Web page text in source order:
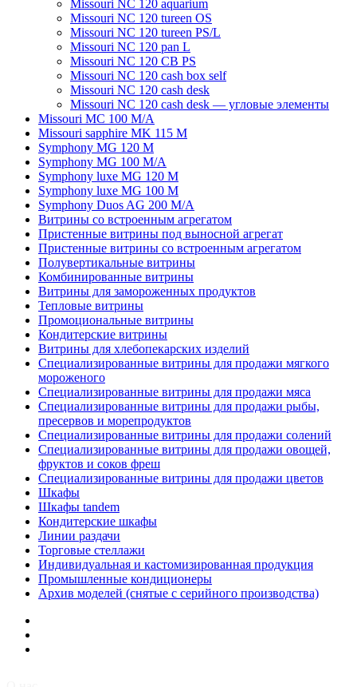
Missouri NC 120 aquarium
Missouri NC 120 tureen OS
Missouri NC 120 tureen PS/L
Missouri NC 120 pan L
Missouri NC 120 CB PS
Missouri NC 120 cash box self
Missouri NC 120 cash desk
Missouri NC 120 cash desk — угловые элементы
Missouri MC 100 M/A
Missouri sapphire MK 115 M
Symphony MG 120 M
Symphony MG 100 M/А
Symphony luxe MG 120 M
Symphony luxe MG 100 M
Symphony Duos AG 200 M/A
Витрины со встроенным агрегатом
Пристенные витрины под выносной агрегат
Пристенные витрины со встроенным агрегатом
Полувертикальные витрины
Комбинированные витрины
Витрины для замороженных продуктов
Тепловые витрины
Промоциональные витрины
Кондитерские витрины
Витрины для хлебопекарских изделий
Специализированные витрины для продажи мягкого
мороженого
Специализированные витрины для продажи мяса
Специализированные витрины для продажи рыбы,
пресервов и морепродуктов
Специализированные витрины для продажи солений
Специализированные витрины для продажи овощей,
фруктов и соков фреш
Специализированные витрины для продажи цветов
Шкафы
Шкафы tandem
Кондитерские шкафы
Линии раздачи
Торговые стеллажи
Индивидуальная и кастомизированная продукция
Промышленные кондиционеры
Архив моделей (снятые с серийного производства)